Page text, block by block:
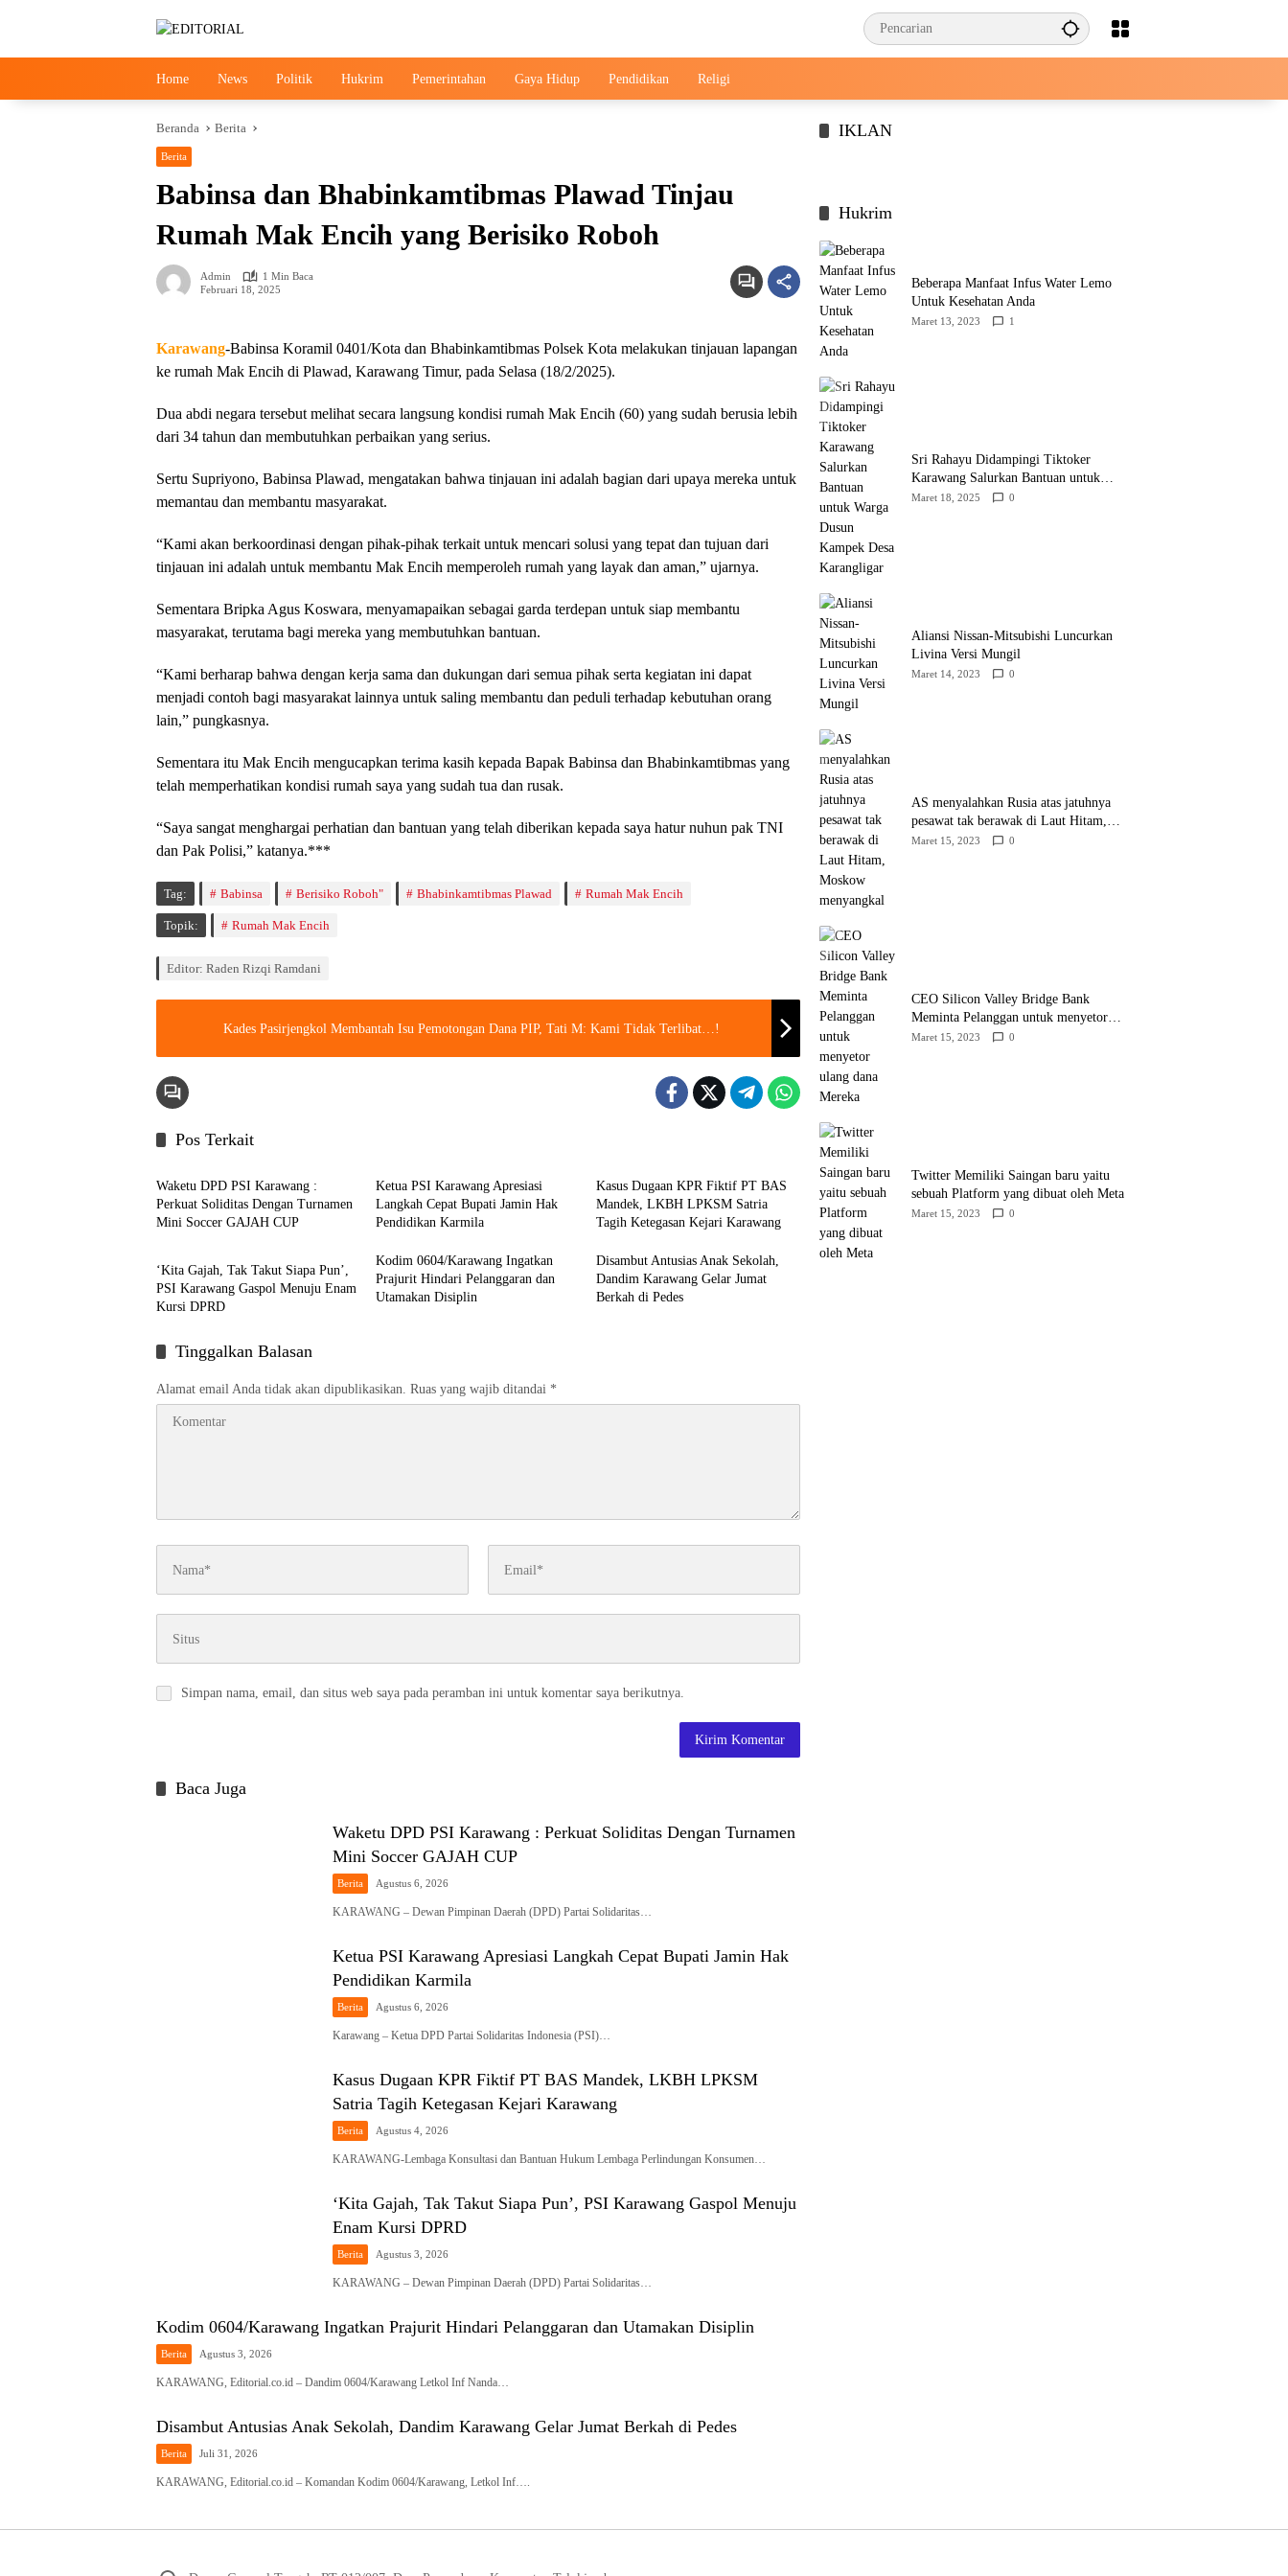
Home News Politik Hukrim Pemerintahan Gaya Hidup Pendidikan Religi
Beranda Berita
Berita
Babinsa dan Bhabinkamtibmas Plawad Tinjau
Rumah Mak Encih yang Berisiko Roboh
Admin
1 Min Baca
Februari 18, 2025
Karawang-Babinsa Koramil 0401/Kota dan Bhabinkamtibmas Polsek Kota melakukan tinjauan lapangan
ke rumah Mak Encih di Plawad, Karawang Timur, pada Selasa (18/2/2025).
Dua abdi negara tersebut melihat secara langsung kondisi rumah Mak Encih (60) yang sudah berusia lebih
dari 34 tahun dan membutuhkan perbaikan yang serius.
Sertu Supriyono, Babinsa Plawad, mengatakan bahwa tinjauan ini adalah bagian dari upaya mereka untuk
memantau dan membantu masyarakat.
“Kami akan berkoordinasi dengan pihak-pihak terkait untuk mencari solusi yang tepat dan tujuan dari
tinjauan ini adalah untuk membantu Mak Encih memperoleh rumah yang layak dan aman,” ujarnya.
Sementara Bripka Agus Koswara, menyamapaikan sebagai garda terdepan untuk siap membantu
masyarakat, terutama bagi mereka yang membutuhkan bantuan.
“Kami berharap bahwa dengan kerja sama dan dukungan dari semua pihak serta kegiatan ini dapat
menjadi contoh bagi masyarakat lainnya untuk saling membantu dan peduli terhadap kebutuhan orang
lain,” pungkasnya.
Sementara itu Mak Encih mengucapkan terima kasih kepada Bapak Babinsa dan Bhabinkamtibmas yang
telah memperhatikan kondisi rumah saya yang sudah tua dan rusak.
“Saya sangat menghargai perhatian dan bantuan yang telah diberikan kepada saya hatur nuhun pak TNI
dan Pak Polisi,” katanya.***
Tag: Babinsa Berisiko Roboh" Bhabinkamtibmas Plawad Rumah Mak Encih
Topik: Rumah Mak Encih
Editor: Raden Rizqi Ramdani
Kades Pasirjengkol Membantah Isu Pemotongan Dana PIP, Tati M: Kami Tidak Terlibat…!
Pos Terkait
Berita
Waketu DPD PSI Karawang :
Perkuat Soliditas Dengan Turnamen
Mini Soccer GAJAH CUP
Ketua PSI Karawang Apresiasi
Langkah Cepat Bupati Jamin Hak
Pendidikan Karmila
Kasus Dugaan KPR Fiktif PT BAS
Mandek, LKBH LPKSM Satria
Tagih Ketegasan Kejari Karawang
‘Kita Gajah, Tak Takut Siapa Pun’,
PSI Karawang Gaspol Menuju Enam
Kursi DPRD
Kodim 0604/Karawang Ingatkan
Prajurit Hindari Pelanggaran dan
Utamakan Disiplin
Disambut Antusias Anak Sekolah,
Dandim Karawang Gelar Jumat
Berkah di Pedes
Tinggalkan Balasan
Alamat email Anda tidak akan dipublikasikan. Ruas yang wajib ditandai *
Simpan nama, email, dan situs web saya pada peramban ini untuk komentar saya berikutnya.
Baca Juga
Waketu DPD PSI Karawang : Perkuat Soliditas Dengan Turnamen
Mini Soccer GAJAH CUP
Berita Agustus 6, 2026
KARAWANG – Dewan Pimpinan Daerah (DPD) Partai Solidaritas…
Ketua PSI Karawang Apresiasi Langkah Cepat Bupati Jamin Hak
Pendidikan Karmila
Berita Agustus 6, 2026
Karawang – Ketua DPD Partai Solidaritas Indonesia (PSI)…
Kasus Dugaan KPR Fiktif PT BAS Mandek, LKBH LPKSM
Satria Tagih Ketegasan Kejari Karawang
Berita Agustus 4, 2026
KARAWANG-Lembaga Konsultasi dan Bantuan Hukum Lembaga Perlindungan Konsumen…
‘Kita Gajah, Tak Takut Siapa Pun’, PSI Karawang Gaspol Menuju
Enam Kursi DPRD
Berita Agustus 3, 2026
KARAWANG – Dewan Pimpinan Daerah (DPD) Partai Solidaritas…
Kodim 0604/Karawang Ingatkan Prajurit Hindari Pelanggaran dan Utamakan Disiplin
Berita Agustus 3, 2026
KARAWANG, Editorial.co.id – Dandim 0604/Karawang Letkol Inf Nanda…
Disambut Antusias Anak Sekolah, Dandim Karawang Gelar Jumat Berkah di Pedes
Berita Juli 31, 2026
KARAWANG, Editorial.co.id – Komandan Kodim 0604/Karawang, Letkol Inf….
IKLAN
Hukrim
Beberapa Manfaat Infus Water Lemo
Untuk Kesehatan Anda
Maret 13, 2023 1
Sri Rahayu Didampingi Tiktoker
Karawang Salurkan Bantuan untuk
Warga Dusun Kampek Desa Karangligar
Maret 18, 2025 0
Aliansi Nissan-Mitsubishi Luncurkan
Livina Versi Mungil
Maret 14, 2023 0
AS menyalahkan Rusia atas jatuhnya
pesawat tak berawak di Laut Hitam,
Moskow menyangkal
Maret 15, 2023 0
CEO Silicon Valley Bridge Bank
Meminta Pelanggan untuk menyetor
ulang dana Mereka
Maret 15, 2023 0
Twitter Memiliki Saingan baru yaitu
sebuah Platform yang dibuat oleh Meta
Maret 15, 2023 0